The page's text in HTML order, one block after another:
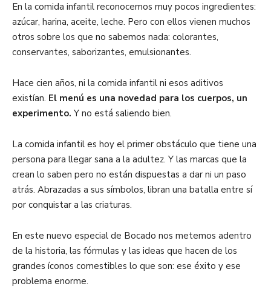
En la comida infantil reconocemos muy pocos ingredientes:
azúcar, harina, aceite, leche. Pero con ellos vienen muchos
otros sobre los que no sabemos nada: colorantes,
conservantes, saborizantes, emulsionantes.
Hace cien años, ni la comida infantil ni esos aditivos
existían. El menú es una novedad para los cuerpos, un
experimento. Y no está saliendo bien.
La comida infantil es hoy el primer obstáculo que tiene una
persona para llegar sana a la adultez. Y las marcas que la
crean lo saben pero no están dispuestas a dar ni un paso
atrás. Abrazadas a sus símbolos, libran una batalla entre sí
por conquistar a las criaturas.
En este nuevo especial de Bocado nos metemos adentro
de la historia, las fórmulas y las ideas que hacen de los
grandes íconos comestibles lo que son: ese éxito y ese
problema enorme.